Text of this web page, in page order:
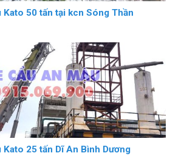
Kato 50 tấn tại kcn Sóng Thần
25 tấn Dĩ An Bình Dương